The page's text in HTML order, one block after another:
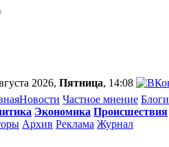
2026, Пятница, 14:08
Новости Частное мнение Блоги
Экономика Происшествия
Архив Реклама Журнал